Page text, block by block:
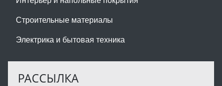
Строительные материалы
Электрика и бытовая техника
РАССЫЛКА